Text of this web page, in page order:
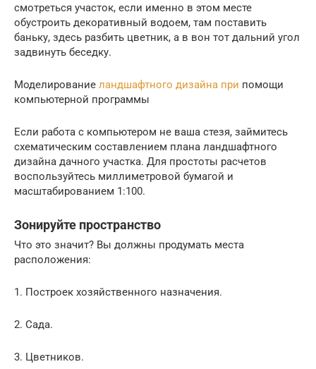
смотреться участок, если именно в этом месте
обустроить декоративный водоем, там поставить
баньку, здесь разбить цветник, а в вон тот дальний угол
задвинуть беседку.
Моделирование ландшафтного дизайна при помощи
компьютерной программы
Если работа с компьютером не ваша стезя, займитесь
схематическим составлением плана ландшафтного
дизайна дачного участка. Для простоты расчетов
воспользуйтесь миллиметровой бумагой и
масштабированием 1:100.
Зонируйте пространство
Что это значит? Вы должны продумать места
расположения:
1.​ Построек хозяйственного назначения.
2.​ Сада.
3.​ Цветников.